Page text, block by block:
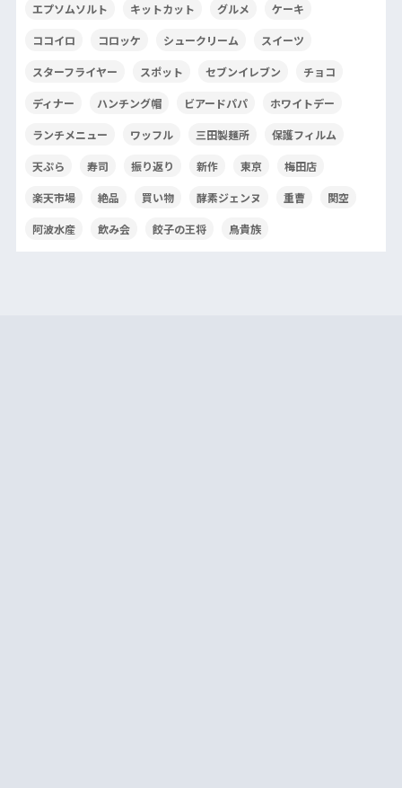
エプソムソルト キットカット グルメ ケーキ
ココイロ コロッケ シュークリーム スイーツ
スターフライヤー スポット セブンイレブン チョコ
ディナー ハンチング帽 ビアードパパ ホワイトデー
ランチメニュー ワッフル 三田製麺所 保護フィルム
天ぷら 寿司 振り返り 新作 東京 梅田店
楽天市場 絶品 買い物 酵素ジェンヌ 重曹 関空
阿波水産 飲み会 餃子の王将 鳥貴族